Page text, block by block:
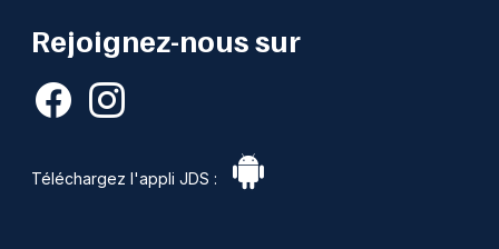
Rejoignez-nous sur
Téléchargez l'appli JDS :